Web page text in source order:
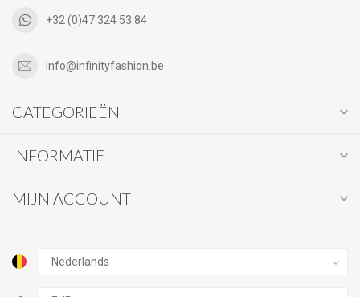
+32 (0)47 324 53 84
info@infinityfashion.be
CATEGORIEËN
INFORMATIE
MIJN ACCOUNT